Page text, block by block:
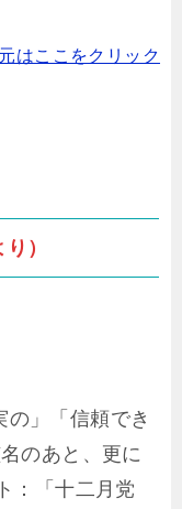
はここをクリック
）
」「信頼でき
のあと、更に
：「十二月党